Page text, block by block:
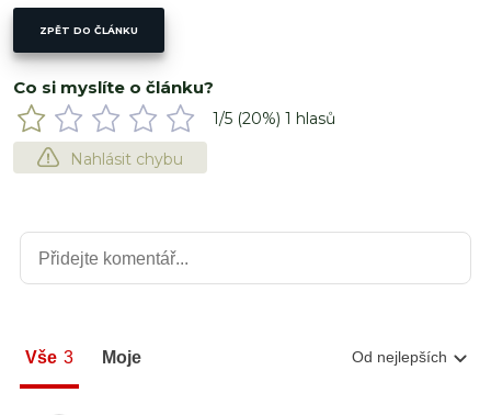
ZPĚT DO ČLÁNKU
Co si myslíte o článku?
1/5 (20%) 1 hlasů
Nahlásit chybu